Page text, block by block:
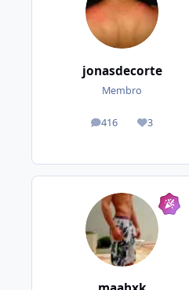
jonasdecorte
Membro
416
posts 3
Reputação